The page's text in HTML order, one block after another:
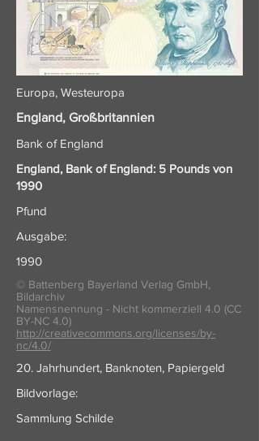
Europa, Westeuropa
England, Großbritannien
Bank of England
England, Bank of England: 5 Pounds von
1990
Pfund
Ausgabe:
1990
© Battenberg Bayerland Verlag GmbH,
Bildarchiv
Namensnennung - Nicht kommerziell 4.0 (CC
BY-NC 4.0)
http://creativecommons.org/licenses/by-
nc/4.0/
20. Jahrhundert, Banknoten, Papiergeld
Bildvorlage:
Sammlung Schilde